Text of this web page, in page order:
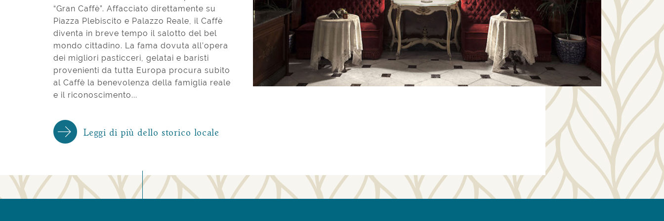
“Gran Caffè”. Affacciato direttamente su
Piazza Plebiscito e Palazzo Reale, il Caffè
diventa in breve tempo il salotto del bel
mondo cittadino. La fama dovuta all’opera
dei migliori pasticceri, gelatai e baristi
provenienti da tutta Europa procura subito
al Caffè la benevolenza della famiglia reale
e il riconoscimento...
Leggi di più dello storico locale